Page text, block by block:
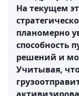
На текущем
планомерно
способность
решений и
Учитывая,